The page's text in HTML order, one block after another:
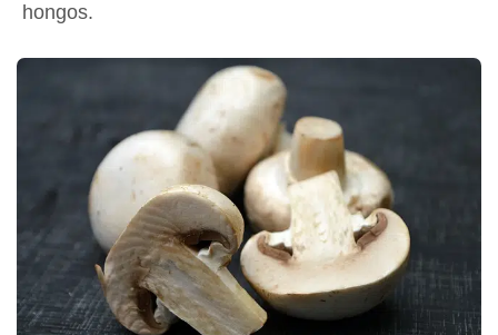
hongos.